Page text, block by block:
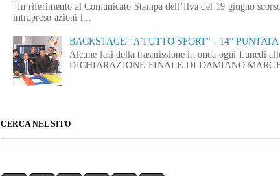
"In riferimento al Comunicato Stampa dell’Ilva del 19 giugno
intrapreso azioni l...
BACKSTAGE "A TUTTO SPORT" - 14° PUNTATA
Alcune fasi della trasmissione in onda ogni Lunedi
DICHIARAZIONE FINALE DI DAMIANO
CERCA NEL SITO